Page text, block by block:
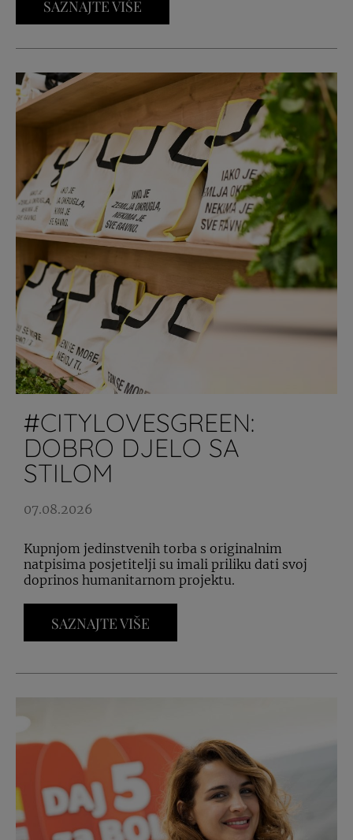
SAZNAJTE VIŠE
#CITYLOVESGREEN:
DOBRO DJELO SA
STILOM
07.08.2026
Kupnjom jedinstvenih torba s originalnim
natpisima posjetitelji su imali priliku dati svoj
doprinos humanitarnom projektu.
SAZNAJTE VIŠE